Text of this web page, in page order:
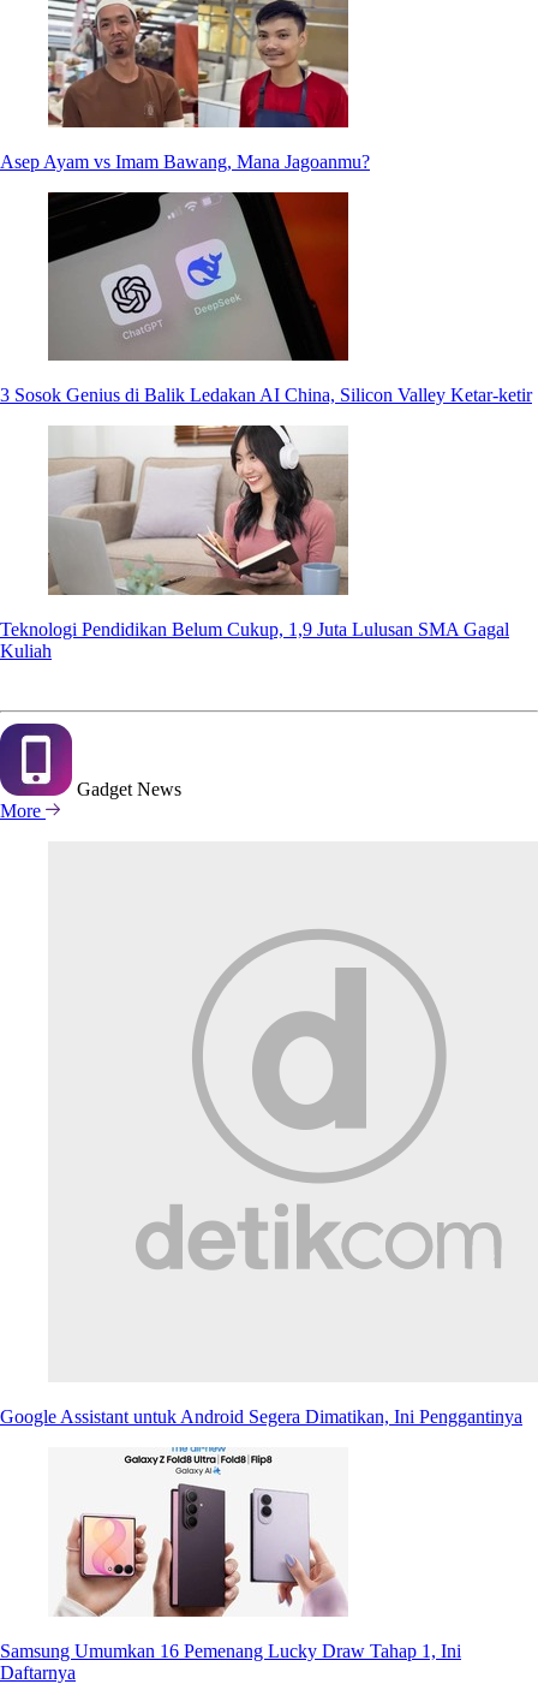
Asep Ayam vs Imam Bawang, Mana Jagoanmu?
3 Sosok Genius di Balik Ledakan AI China, Silicon Valley Ketar-ketir
Teknologi Pendidikan Belum Cukup, 1,9 Juta Lulusan SMA Gagal
Kuliah
Gadget News
More
Google Assistant untuk Android Segera Dimatikan, Ini Penggantinya
Samsung Umumkan 16 Pemenang Lucky Draw Tahap 1, Ini
Daftarnya